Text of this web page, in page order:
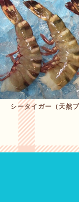
シータイガー（天然